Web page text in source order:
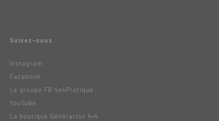
Suivez-nous
Instagram
Facebook
Le groupe FB 4x4Pratique
YouTube
La boutique Génération 4×4